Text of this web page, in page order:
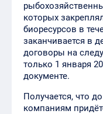
которых
биоресурсов в
заканчивается в
договоры на
только 1 января
документе.
Получается, что
компаниям